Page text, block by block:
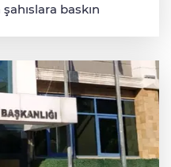
baskın